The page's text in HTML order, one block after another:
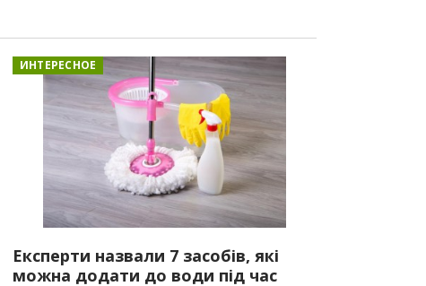
ИНТЕРЕСНОЕ
Експерти назвали 7 засобів, які
можна додати до води під час